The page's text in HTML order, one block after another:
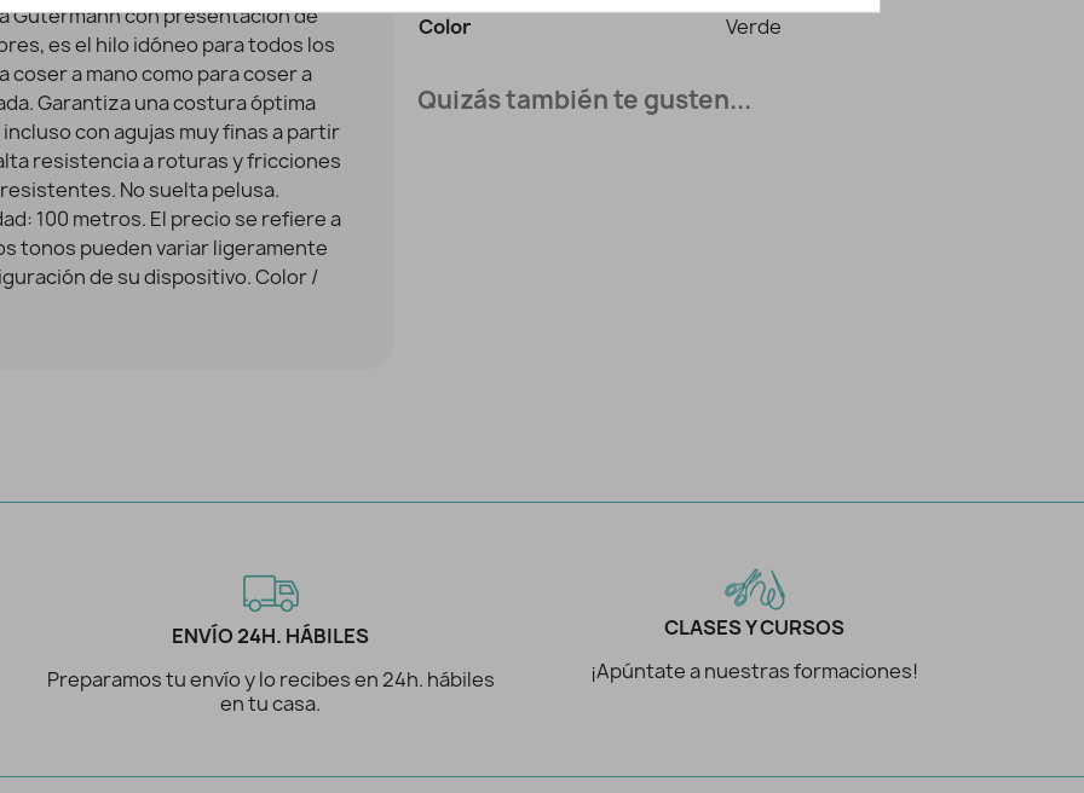
Gütermann con presentación de
es el hilo idóneo para todos los
a mano como para coser a
Garantiza una costura óptima
con agujas muy finas a partir
resistencia a roturas y fricciones
No suelta pelusa.
100 metros. El precio se refiere a
tonos pueden variar ligeramente
de su dispositivo. Color /
Color
Verde
Quizás también te gusten...
ENVÍO 24H. HÁBILES
Preparamos tu envío y lo recibes en 24h. hábiles
en tu casa.
CLASES Y CURSOS
¡Apúntate a nuestras formaciones!